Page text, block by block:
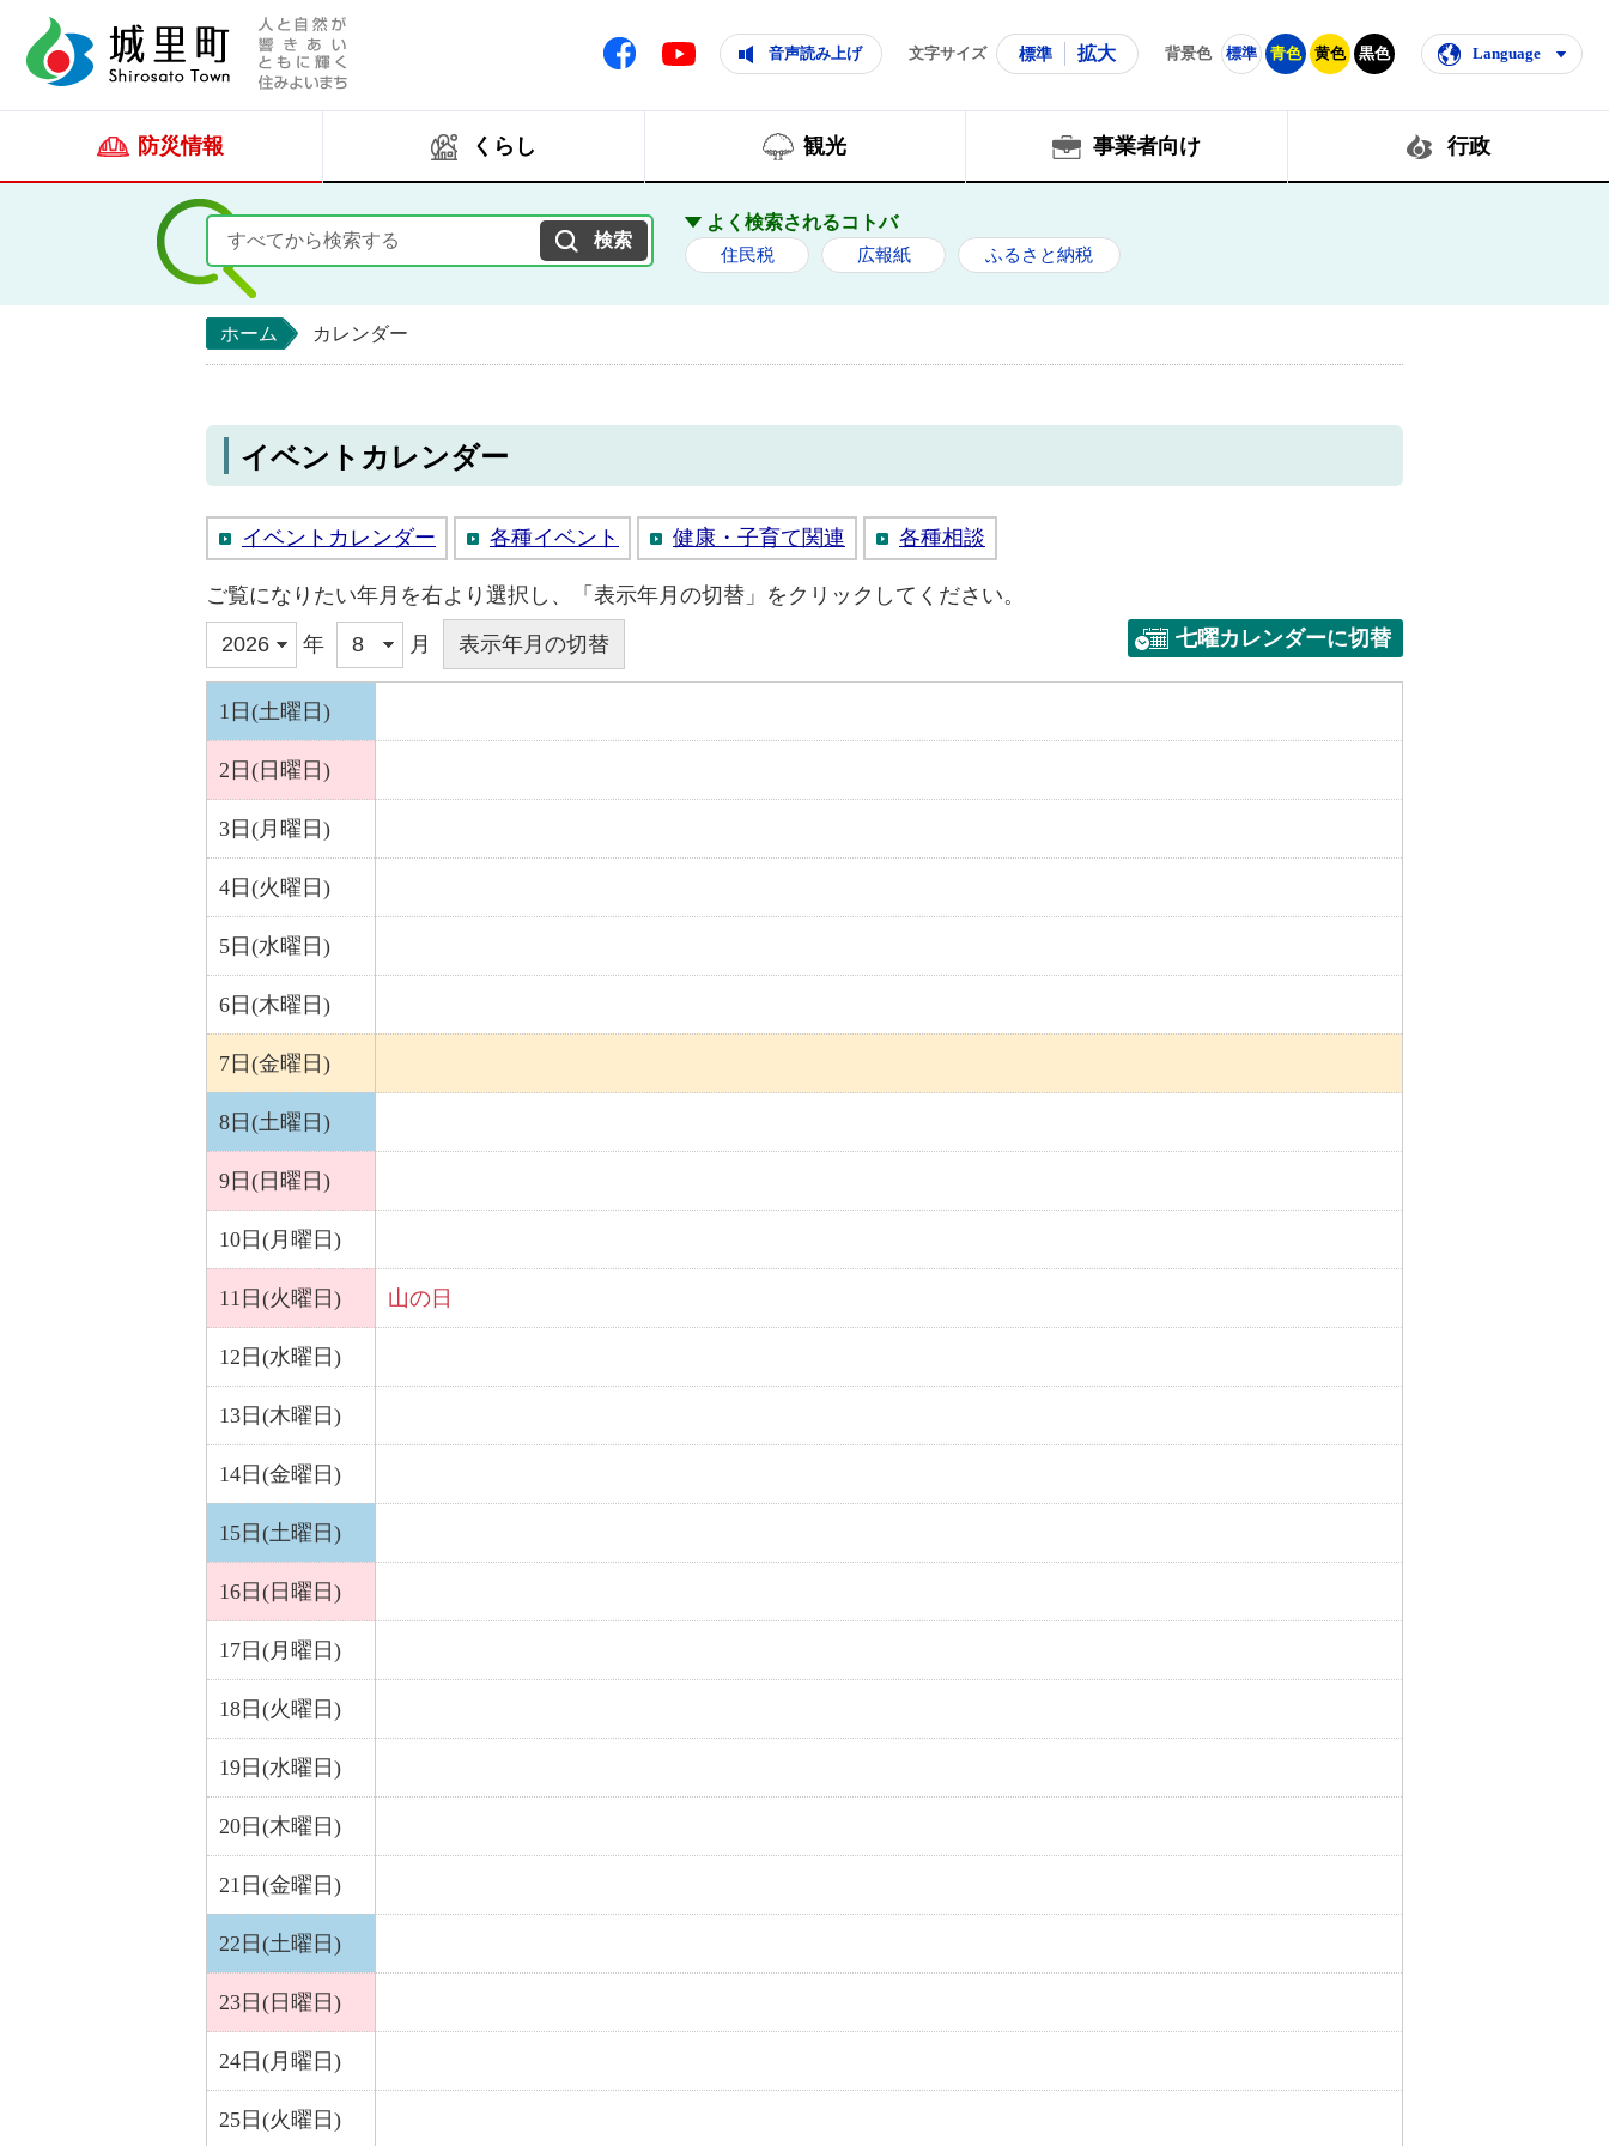
Facebook Youtube 音声読み上げ 文字サイズ 標準 拡大 背景色 標準 青色 黄色 黒色 Language
防災情報 くらし 観光 事業者向け 行政
よく検索されるコトバ
住民税 広報紙 ふるさと納税
ホーム カレンダー
イベントカレンダー
イベントカレンダー 各種イベント 健康・子育て関連 各種相談
ご覧になりたい年月を右より選択し、「表示年月の切替」をクリックしてください。
年 月
1日(土曜日)
2日(日曜日)
3日(月曜日)
4日(火曜日)
5日(水曜日)
6日(木曜日)
7日(金曜日)
8日(土曜日)
9日(日曜日)
10日(月曜日)
11日(火曜日) 山の日
12日(水曜日)
13日(木曜日)
14日(金曜日)
15日(土曜日)
16日(日曜日)
17日(月曜日)
18日(火曜日)
19日(水曜日)
20日(木曜日)
21日(金曜日)
22日(土曜日)
23日(日曜日)
24日(月曜日)
25日(火曜日)